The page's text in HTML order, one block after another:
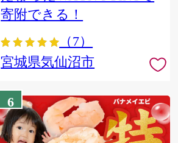
寄附できる！
（7）
宮城県気仙沼市
6